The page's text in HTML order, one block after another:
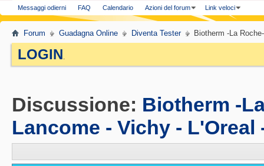
Messaggi odierni FAQ Calendario Azioni del forum Link veloci
Forum Guadagna Online Diventa Tester Biotherm -La
LOGIN.
Discussione: Biotherm -
Lancome - Vichy -